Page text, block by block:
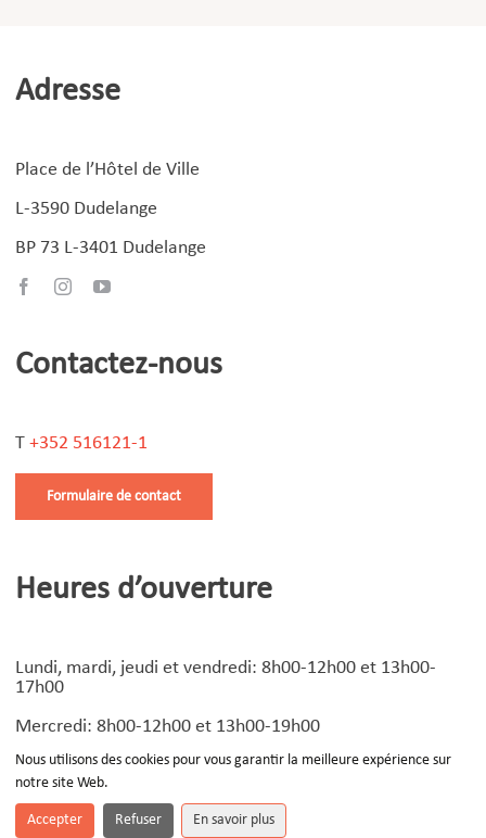
Nous utilisons des cookies pour vous garantir la meilleure expérience sur
notre site Web.
Accepter Refuser En savoir plus
Adresse
Place de l’Hôtel de Ville
L-3590 Dudelange
BP 73 L-3401 Dudelange
Contactez-nous
T +352 516121-1
Formulaire de contact
Heures d’ouverture
Lundi, mardi, jeudi et vendredi: 8h00-12h00 et 13h00-
17h00
Mercredi: 8h00-12h00 et 13h00-19h00
© Copyright2026 | Design byDevoteam Luxembourg